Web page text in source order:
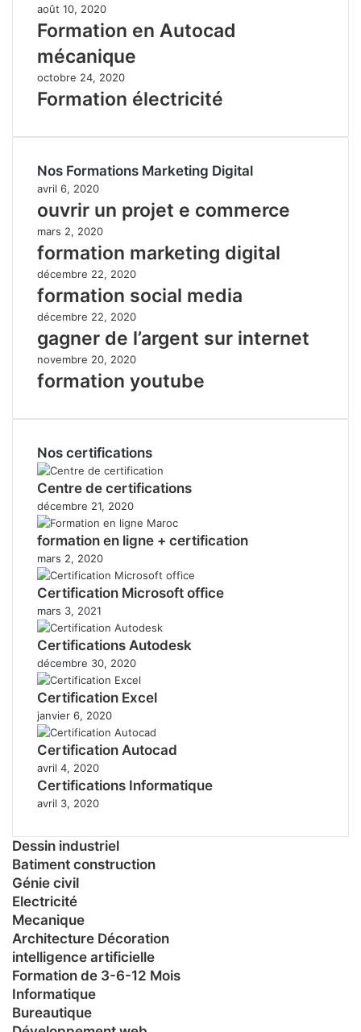
août 10, 2020
Formation en Autocad
mécanique
octobre 24, 2020
Formation électricité
Nos Formations Marketing Digital
avril 6, 2020
ouvrir un projet e commerce
mars 2, 2020
formation marketing digital
décembre 22, 2020
formation social media
décembre 22, 2020
gagner de l’argent sur internet
novembre 20, 2020
formation youtube
Nos certifications
Centre de certifications
décembre 21, 2020
formation en ligne + certification
mars 2, 2020
Certification Microsoft office
mars 3, 2021
Certifications Autodesk
décembre 30, 2020
Certification Excel
janvier 6, 2020
Certification Autocad
avril 4, 2020
Certifications Informatique
avril 3, 2020
Dessin industriel
Batiment construction
Génie civil
Electricité
Mecanique
Architecture Décoration
intelligence artificielle
Formation de 3-6-12 Mois
Informatique
Bureautique